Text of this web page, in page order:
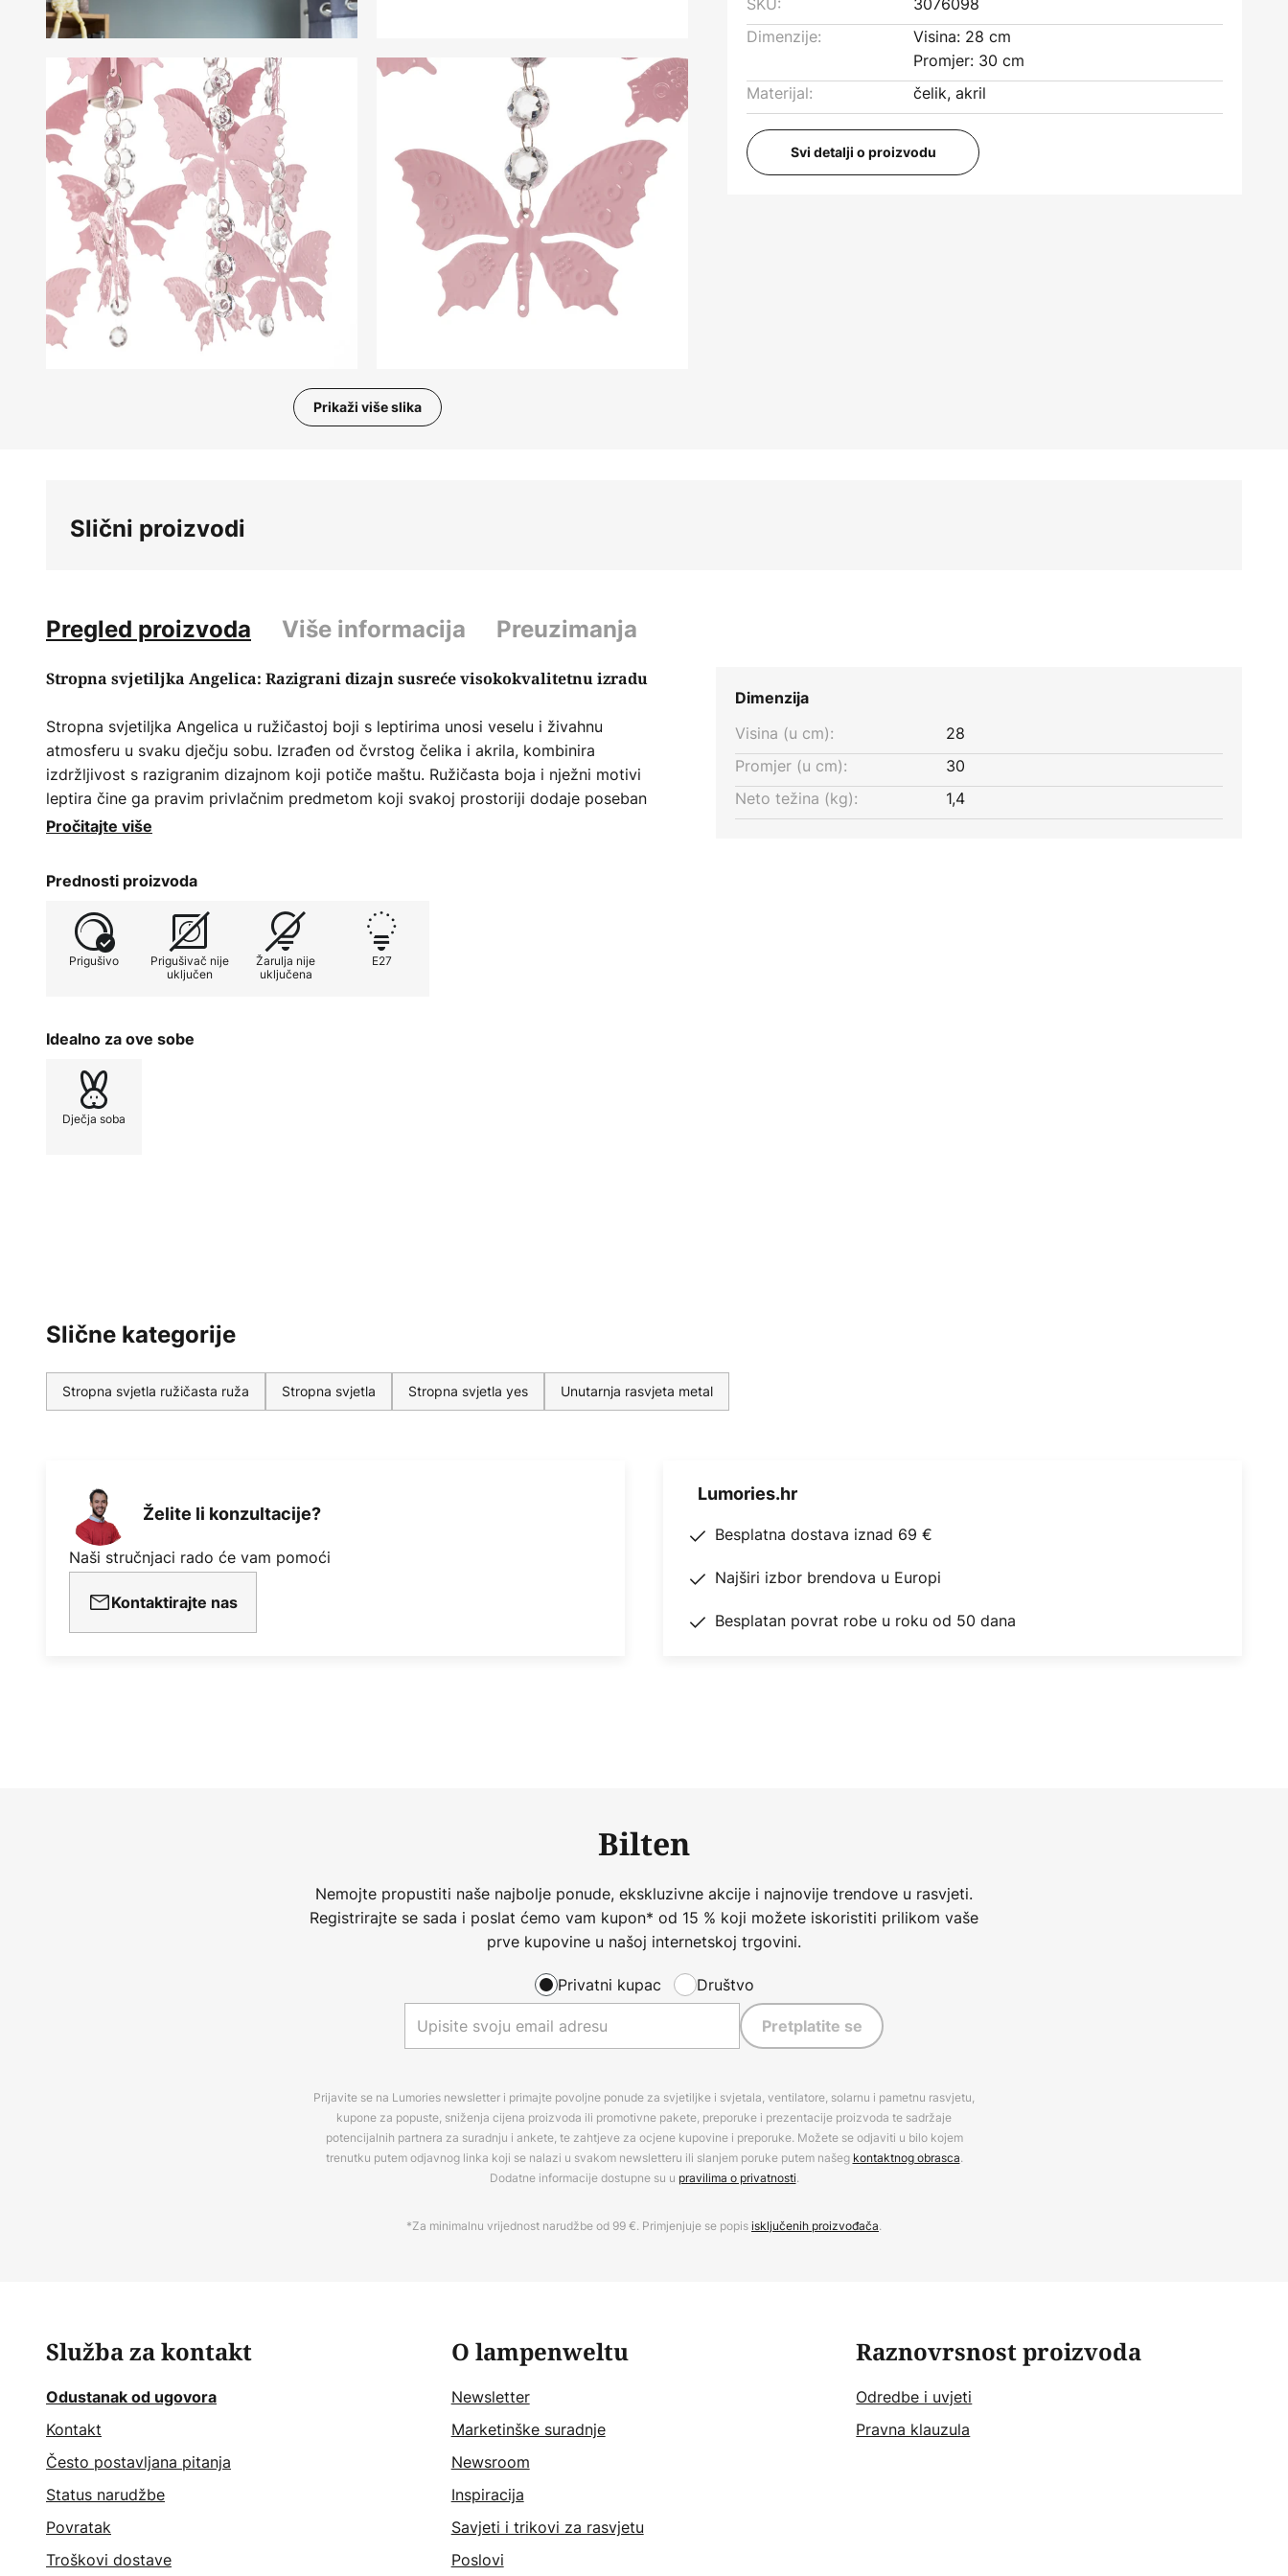
Prikaži više slika
Dimenzije:
Visina: 28 cm
Promjer: 30 cm
Materijal:
čelik, akril
Svi detalji o proizvodu
Slični proizvodi
Pregled proizvoda Više informacija Preuzimanja
Stropna svjetiljka Angelica: Razigrani dizajn susreće visokokvalitetnu izradu
Stropna svjetiljka Angelica u ružičastoj boji s leptirima unosi veselu i živahnu
atmosferu u svaku dječju sobu. Izrađen od čvrstog čelika i akrila, kombinira
izdržljivost s razigranim dizajnom koji potiče maštu. Ružičasta boja i nježni motivi
leptira čine ga pravim privlačnim predmetom koji svakoj prostoriji dodaje poseban
dodir.
Još jedna značajka Angelice je njezina mogućnost prigušivanja, što je omogućeno
vanjskim prigušivačem. To omogućuje fleksibilno podešavanje intenziteta svjetla
kako bi se uvijek stvorilo pravo raspoloženje. Proizvedena u Europi, ova lampa
predstavlja kvalitetu i pažljivu izradu koja zadovoljava visoke zahtjeve modernog
života.
Pročitajte više
Prednosti proizvoda
Prigušivo
Prigušivač nije
uključen
Žarulja nije
uključena
E27
Idealno za ove sobe
Dječja soba
Dimenzija
Visina (u cm):
28
Promjer (u cm):
30
Neto težina (kg):
1,4
Slične kategorije
Stropna svjetla ružičasta ruža Stropna svjetla Stropna svjetla yes Unutarnja rasvjeta metal
Želite li konzultacije?
Naši stručnjaci rado će vam pomoći
Kontaktirajte nas
Lumories.hr
Besplatna dostava iznad 69 €
Najširi izbor brendova u Europi
Besplatan povrat robe u roku od 50 dana
Bilten
Nemojte propustiti naše najbolje ponude, ekskluzivne akcije i najnovije trendove u rasvjeti.
Registrirajte se sada i poslat ćemo vam kupon* od 15 % koji možete iskoristiti prilikom vaše
prve kupovine u našoj internetskoj trgovini.
Privatni kupac Društvo
Pretplatite se
Prijavite se na Lumories newsletter i primajte povoljne ponude za svjetiljke i svjetala, ventilatore, solarnu i pametnu rasvjetu,
kupone za popuste, sniženja cijena proizvoda ili promotivne pakete, preporuke i prezentacije proizvoda te sadržaje
potencijalnih partnera za suradnju i ankete, te zahtjeve za ocjene kupovine i preporuke. Možete se odjaviti u bilo kojem
trenutku putem odjavnog linka koji se nalazi u svakom newsletteru ili slanjem poruke putem našeg kontaktnog obrasca.
Dodatne informacije dostupne su u pravilima o privatnosti.
*Za minimalnu vrijednost narudžbe od 99 €. Primjenjuje se popisisključenih proizvođača.
Služba za kontakt
Odustanak od ugovora
Kontakt
Često postavljana pitanja
Status narudžbe
Povratak
Troškovi dostave
O lampenweltu
Newsletter
Marketinške suradnje
Newsroom
Inspiracija
Savjeti i trikovi za rasvjetu
Poslovi
Raznovrsnost proizvoda
Odredbe i uvjeti
Pravna klauzula